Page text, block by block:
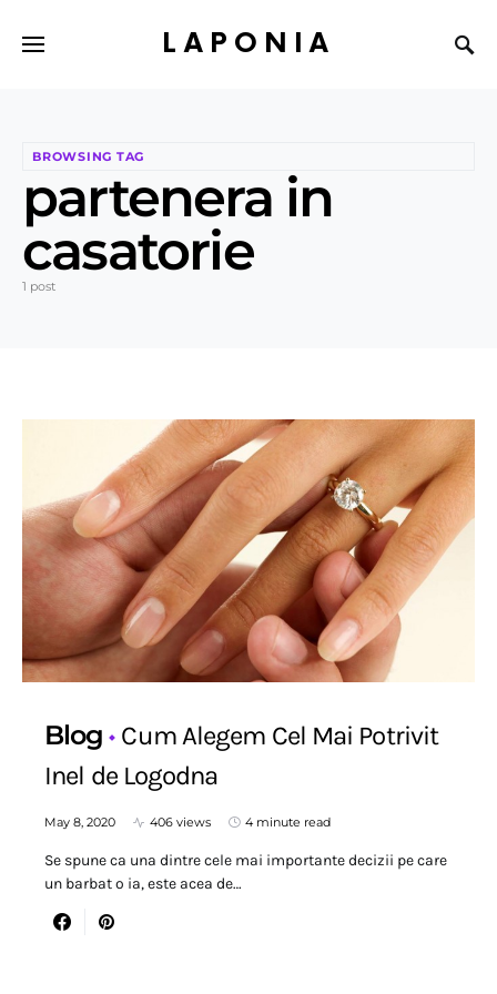
LAPONIA
BROWSING TAG
partenera in
casatorie
1 post
Blog
Cum Alegem Cel Mai Potrivit
Inel de Logodna
May 8, 2020 406 views 4 minute read
Se spune ca una dintre cele mai importante decizii pe care
un barbat o ia, este acea de…